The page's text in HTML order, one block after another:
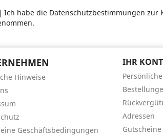
Ich habe die Datenschutzbestimmungen zur
Hinweise
Geschäftsbedingungen
IHR
Adressen
Gutscheine